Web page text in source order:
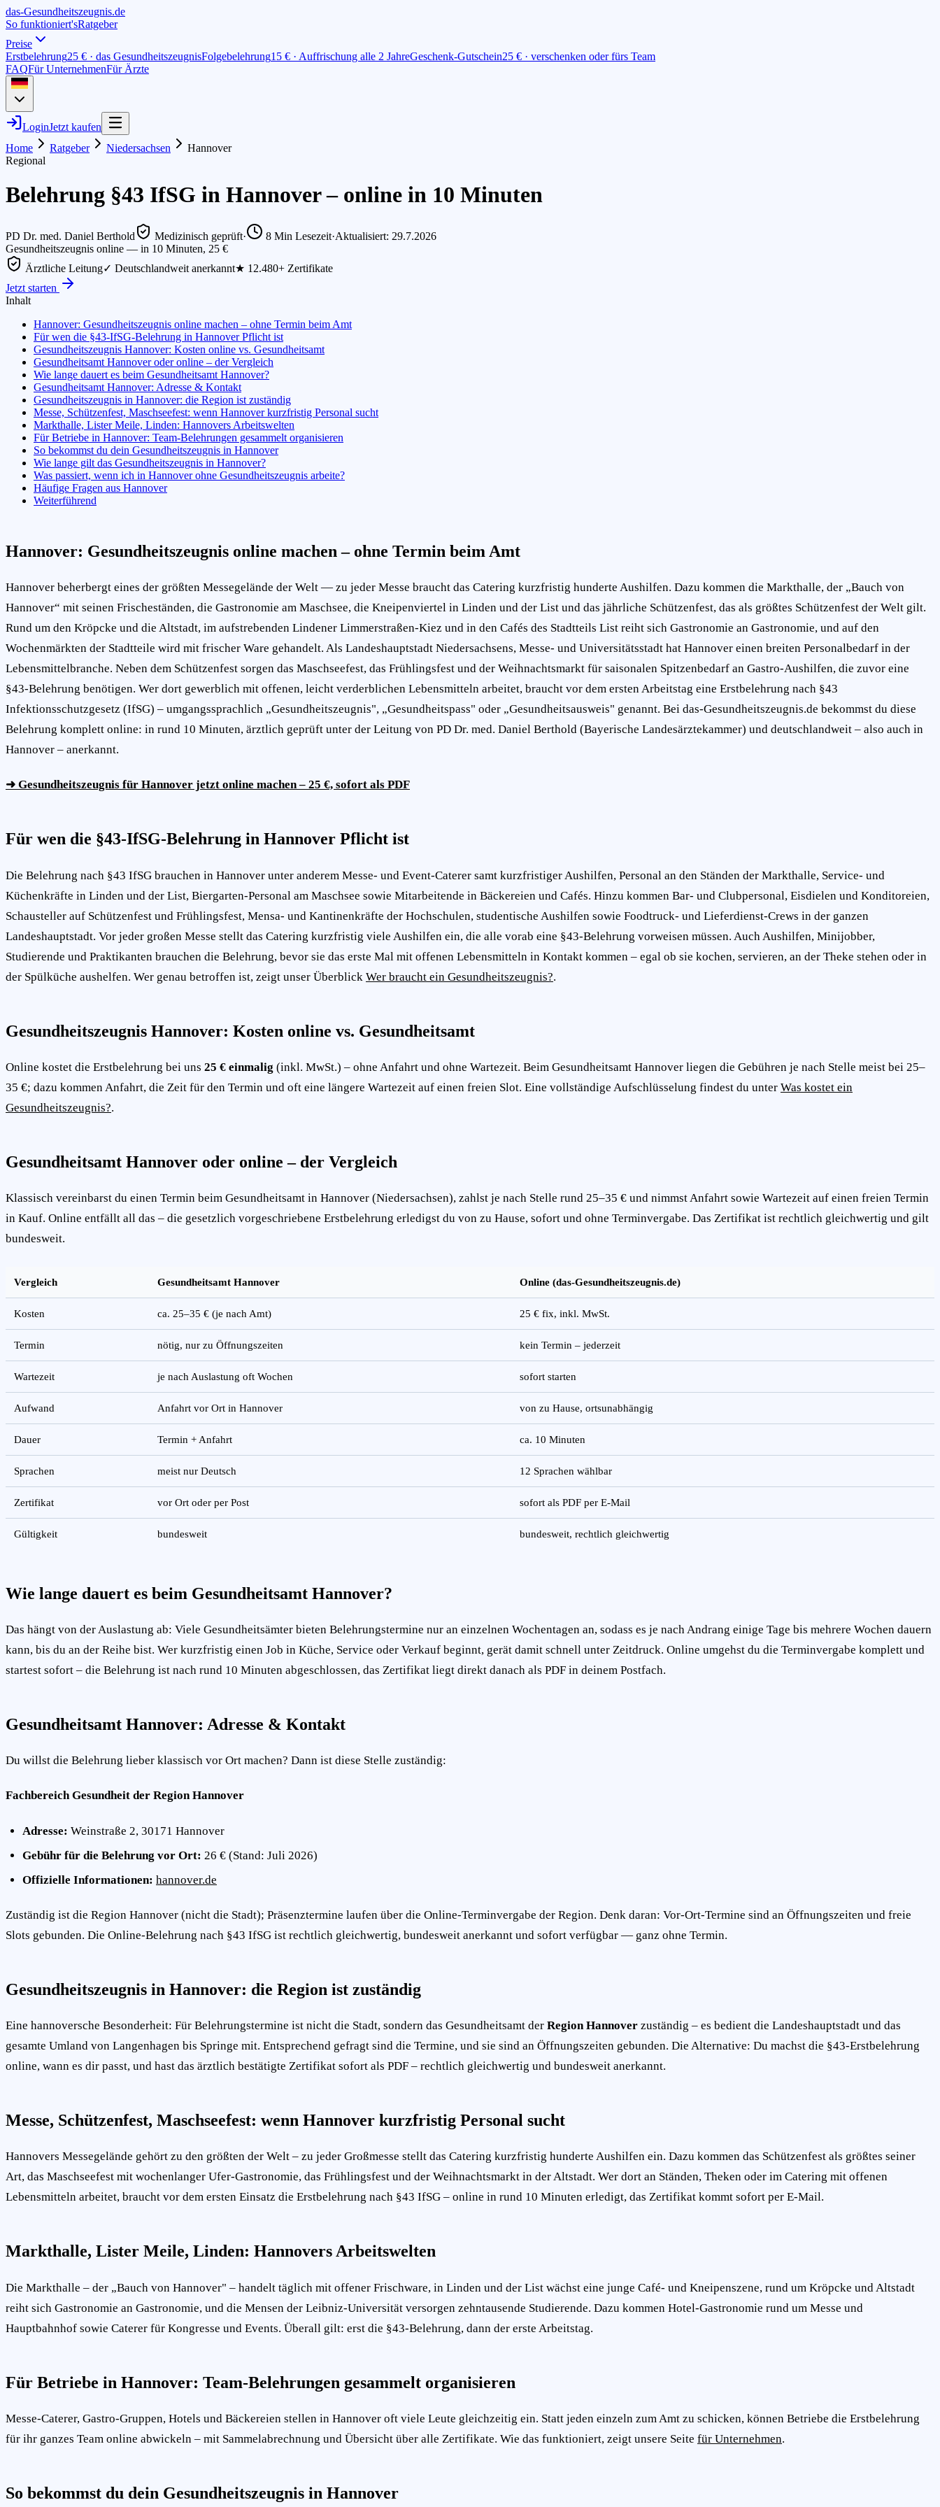
das-Gesundheitszeugnis.de
So funktioniert'sRatgeber
Preise
Erstbelehrung25 € · das GesundheitszeugnisFolgebelehrung15 € · Auffrischung alle 2 JahreGeschenk-Gutschein25 € · verschenken oder fürs Team
FAQFür UnternehmenFür Ärzte
LoginJetzt kaufen
Home
Ratgeber Niedersachsen
Hannover
Regional
Belehrung §43 IfSG in Hannover – online in 10 Minuten
PD Dr. med. Daniel Berthold Medizinisch geprüft· 8 Min Lesezeit·Aktualisiert: 29.7.2026
Gesundheitszeugnis online — in 10 Minuten, 25 €
Ärztliche Leitung✓ Deutschlandweit anerkannt★ 12.480+ Zertifikate
Jetzt starten
Inhalt
Hannover: Gesundheitszeugnis online machen – ohne Termin beim Amt
Für wen die §43-IfSG-Belehrung in Hannover Pflicht ist
Gesundheitszeugnis Hannover: Kosten online vs. Gesundheitsamt
Gesundheitsamt Hannover oder online – der Vergleich
Wie lange dauert es beim Gesundheitsamt Hannover?
Gesundheitsamt Hannover: Adresse & Kontakt
Gesundheitszeugnis in Hannover: die Region ist zuständig
Messe, Schützenfest, Maschseefest: wenn Hannover kurzfristig Personal sucht
Markthalle, Lister Meile, Linden: Hannovers Arbeitswelten
Für Betriebe in Hannover: Team-Belehrungen gesammelt organisieren
So bekommst du dein Gesundheitszeugnis in Hannover
Wie lange gilt das Gesundheitszeugnis in Hannover?
Was passiert, wenn ich in Hannover ohne Gesundheitszeugnis arbeite?
Häufige Fragen aus Hannover
Weiterführend
Hannover: Gesundheitszeugnis online machen – ohne Termin beim Amt
Hannover beherbergt eines der größten Messegelände der Welt — zu jeder Messe braucht das Catering kurzfristig hunderte Aushilfen. Dazu kommen die Markthalle, der „Bauch von
Hannover“ mit seinen Frischeständen, die Gastronomie am Maschsee, die Kneipenviertel in Linden und der List und das jährliche Schützenfest, das als größtes Schützenfest der Welt gilt.
Rund um den Kröpcke und die Altstadt, im aufstrebenden Lindener Limmerstraßen-Kiez und in den Cafés des Stadtteils List reiht sich Gastronomie an Gastronomie, und auf den
Wochenmärkten der Stadtteile wird mit frischer Ware gehandelt. Als Landeshauptstadt Niedersachsens, Messe- und Universitätsstadt hat Hannover einen breiten Personalbedarf in der
Lebensmittelbranche. Neben dem Schützenfest sorgen das Maschseefest, das Frühlingsfest und der Weihnachtsmarkt für saisonalen Spitzenbedarf an Gastro-Aushilfen, die zuvor eine
§43-Belehrung benötigen. Wer dort gewerblich mit offenen, leicht verderblichen Lebensmitteln arbeitet, braucht vor dem ersten Arbeitstag eine Erstbelehrung nach §43
Infektionsschutzgesetz (IfSG) – umgangssprachlich „Gesundheitszeugnis", „Gesundheitspass" oder „Gesundheitsausweis" genannt. Bei das-Gesundheitszeugnis.de bekommst du diese
Belehrung komplett online: in rund 10 Minuten, ärztlich geprüft unter der Leitung von PD Dr. med. Daniel Berthold (Bayerische Landesärztekammer) und deutschlandweit – also auch in
Hannover – anerkannt.
➜ Gesundheitszeugnis für Hannover jetzt online machen – 25 €, sofort als PDF
Für wen die §43-IfSG-Belehrung in Hannover Pflicht ist
Die Belehrung nach §43 IfSG brauchen in Hannover unter anderem Messe- und Event-Caterer samt kurzfristiger Aushilfen, Personal an den Ständen der Markthalle, Service- und
Küchenkräfte in Linden und der List, Biergarten-Personal am Maschsee sowie Mitarbeitende in Bäckereien und Cafés. Hinzu kommen Bar- und Clubpersonal, Eisdielen und Konditoreien,
Schausteller auf Schützenfest und Frühlingsfest, Mensa- und Kantinenkräfte der Hochschulen, studentische Aushilfen sowie Foodtruck- und Lieferdienst-Crews in der ganzen
Landeshauptstadt. Vor jeder großen Messe stellt das Catering kurzfristig viele Aushilfen ein, die alle vorab eine §43-Belehrung vorweisen müssen. Auch Aushilfen, Minijobber,
Studierende und Praktikanten brauchen die Belehrung, bevor sie das erste Mal mit offenen Lebensmitteln in Kontakt kommen – egal ob sie kochen, servieren, an der Theke stehen oder in
der Spülküche aushelfen. Wer genau betroffen ist, zeigt unser Überblick Wer braucht ein Gesundheitszeugnis?.
Gesundheitszeugnis Hannover: Kosten online vs. Gesundheitsamt
Online kostet die Erstbelehrung bei uns 25 € einmalig (inkl. MwSt.) – ohne Anfahrt und ohne Wartezeit. Beim Gesundheitsamt Hannover liegen die Gebühren je nach Stelle meist bei 25–
35 €; dazu kommen Anfahrt, die Zeit für den Termin und oft eine längere Wartezeit auf einen freien Slot. Eine vollständige Aufschlüsselung findest du unter Was kostet ein
Gesundheitszeugnis?.
Gesundheitsamt Hannover oder online – der Vergleich
Klassisch vereinbarst du einen Termin beim Gesundheitsamt in Hannover (Niedersachsen), zahlst je nach Stelle rund 25–35 € und nimmst Anfahrt sowie Wartezeit auf einen freien Termin
in Kauf. Online entfällt all das – die gesetzlich vorgeschriebene Erstbelehrung erledigst du von zu Hause, sofort und ohne Terminvergabe. Das Zertifikat ist rechtlich gleichwertig und gilt
bundesweit.
Vergleich Gesundheitsamt Hannover Online (das-Gesundheitszeugnis.de)
Kosten ca. 25–35 € (je nach Amt) 25 € fix, inkl. MwSt.
Termin nötig, nur zu Öffnungszeiten kein Termin – jederzeit
Wartezeit je nach Auslastung oft Wochen sofort starten
Aufwand Anfahrt vor Ort in Hannover von zu Hause, ortsunabhängig
Dauer Termin + Anfahrt ca. 10 Minuten
Sprachen meist nur Deutsch 12 Sprachen wählbar
Zertifikat vor Ort oder per Post sofort als PDF per E-Mail
Gültigkeit bundesweit bundesweit, rechtlich gleichwertig
Wie lange dauert es beim Gesundheitsamt Hannover?
Das hängt von der Auslastung ab: Viele Gesundheitsämter bieten Belehrungstermine nur an einzelnen Wochentagen an, sodass es je nach Andrang einige Tage bis mehrere Wochen dauern
kann, bis du an der Reihe bist. Wer kurzfristig einen Job in Küche, Service oder Verkauf beginnt, gerät damit schnell unter Zeitdruck. Online umgehst du die Terminvergabe komplett und
startest sofort – die Belehrung ist nach rund 10 Minuten abgeschlossen, das Zertifikat liegt direkt danach als PDF in deinem Postfach.
Gesundheitsamt Hannover: Adresse & Kontakt
Du willst die Belehrung lieber klassisch vor Ort machen? Dann ist diese Stelle zuständig:
Fachbereich Gesundheit der Region Hannover
Adresse: Weinstraße 2, 30171 Hannover
Gebühr für die Belehrung vor Ort: 26 € (Stand: Juli 2026)
Offizielle Informationen: hannover.de
Zuständig ist die Region Hannover (nicht die Stadt); Präsenztermine laufen über die Online-Terminvergabe der Region. Denk daran: Vor-Ort-Termine sind an Öffnungszeiten und freie
Slots gebunden. Die Online-Belehrung nach §43 IfSG ist rechtlich gleichwertig, bundesweit anerkannt und sofort verfügbar — ganz ohne Termin.
Gesundheitszeugnis in Hannover: die Region ist zuständig
Eine hannoversche Besonderheit: Für Belehrungstermine ist nicht die Stadt, sondern das Gesundheitsamt der Region Hannover zuständig – es bedient die Landeshauptstadt und das
gesamte Umland von Langenhagen bis Springe mit. Entsprechend gefragt sind die Termine, und sie sind an Öffnungszeiten gebunden. Die Alternative: Du machst die §43-Erstbelehrung
online, wann es dir passt, und hast das ärztlich bestätigte Zertifikat sofort als PDF – rechtlich gleichwertig und bundesweit anerkannt.
Messe, Schützenfest, Maschseefest: wenn Hannover kurzfristig Personal sucht
Hannovers Messegelände gehört zu den größten der Welt – zu jeder Großmesse stellt das Catering kurzfristig hunderte Aushilfen ein. Dazu kommen das Schützenfest als größtes seiner
Art, das Maschseefest mit wochenlanger Ufer-Gastronomie, das Frühlingsfest und der Weihnachtsmarkt in der Altstadt. Wer dort an Ständen, Theken oder im Catering mit offenen
Lebensmitteln arbeitet, braucht vor dem ersten Einsatz die Erstbelehrung nach §43 IfSG – online in rund 10 Minuten erledigt, das Zertifikat kommt sofort per E-Mail.
Markthalle, Lister Meile, Linden: Hannovers Arbeitswelten
Die Markthalle – der „Bauch von Hannover" – handelt täglich mit offener Frischware, in Linden und der List wächst eine junge Café- und Kneipenszene, rund um Kröpcke und Altstadt
reiht sich Gastronomie an Gastronomie, und die Mensen der Leibniz-Universität versorgen zehntausende Studierende. Dazu kommen Hotel-Gastronomie rund um Messe und
Hauptbahnhof sowie Caterer für Kongresse und Events. Überall gilt: erst die §43-Belehrung, dann der erste Arbeitstag.
Für Betriebe in Hannover: Team-Belehrungen gesammelt organisieren
Messe-Caterer, Gastro-Gruppen, Hotels und Bäckereien stellen in Hannover oft viele Leute gleichzeitig ein. Statt jeden einzeln zum Amt zu schicken, können Betriebe die Erstbelehrung
für ihr ganzes Team online abwickeln – mit Sammelabrechnung und Übersicht über alle Zertifikate. Wie das funktioniert, zeigt unsere Seite für Unternehmen.
So bekommst du dein Gesundheitszeugnis in Hannover